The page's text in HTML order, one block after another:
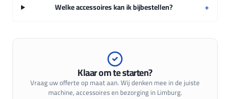
Welke accessoires kan ik bijbestellen? +
Klaar om te starten?
Vraag uw offerte op maat aan. Wij denken mee in de juiste
machine, accessoires en bezorging in Limburg.